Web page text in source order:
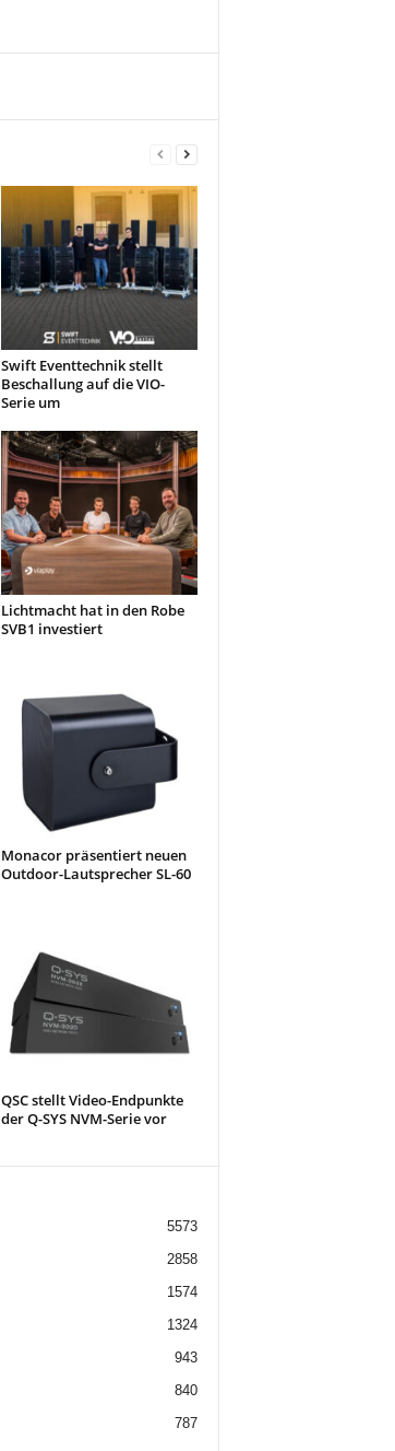
Swift Eventtechnik stellt
Beschallung auf die VIO-
Serie um
Lichtmacht hat in den Robe
SVB1 investiert
Monacor präsentiert neuen
Outdoor-Lautsprecher SL-60
QSC stellt Video-Endpunkte
der Q-SYS NVM-Serie vor
5573
2858
1574
1324
943
840
787